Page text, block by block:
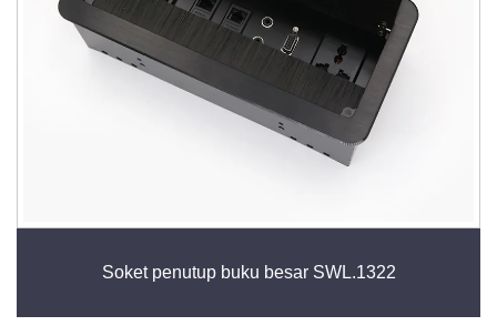
Soket penutup buku besar SWL.1322